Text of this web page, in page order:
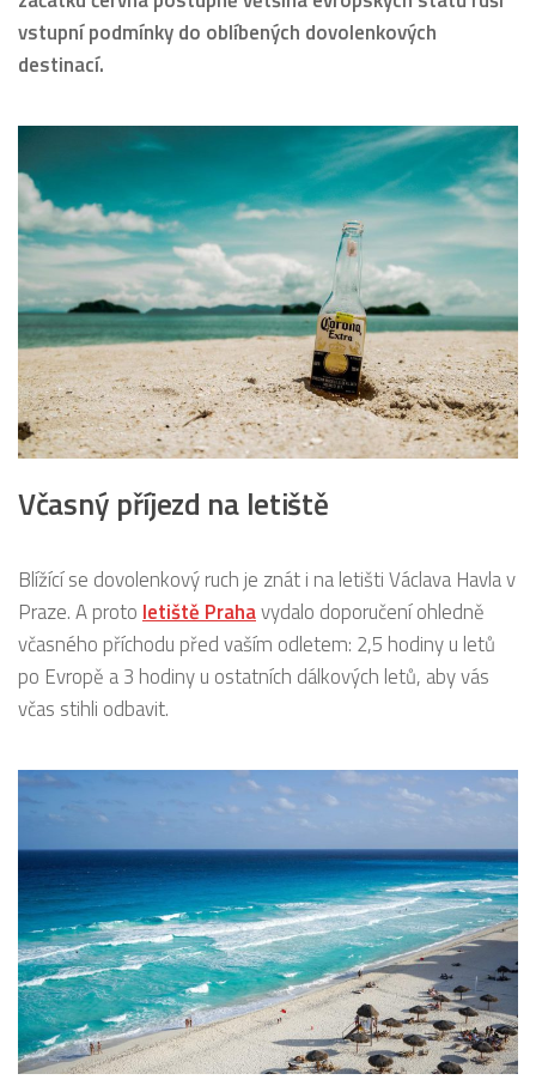
vstupní podmínky do oblíbených dovolenkových
destinací.
Včasný příjezd na letiště
Blížící se dovolenkový ruch je znát i na letišti Václava Havla v
Praze. A proto letiště Prahavydalo doporučení ohledně
včasného příchodu před vaším odletem: 2,5 hodiny u letů
po Evropě a 3 hodiny u ostatních dálkových letů, aby vás
včas stihli odbavit.